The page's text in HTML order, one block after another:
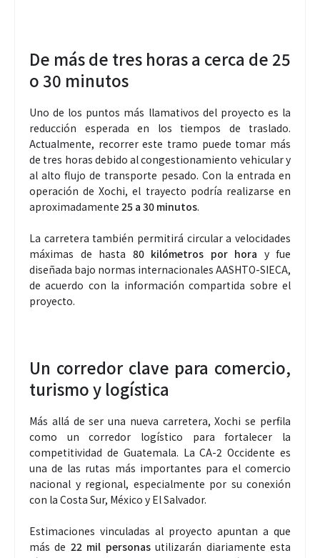
De más de tres horas a cerca de 25
o 30 minutos
Uno de los puntos más llamativos del proyecto es la
reducción esperada en los tiempos de traslado.
Actualmente, recorrer este tramo puede tomar más
de tres horas debido al congestionamiento vehicular y
al alto flujo de transporte pesado. Con la entrada en
operación de Xochi, el trayecto podría realizarse en
aproximadamente 25 a 30 minutos.
La carretera también permitirá circular a velocidades
máximas de hasta 80 kilómetros por hora y fue
diseñada bajo normas internacionales AASHTO-SIECA,
de acuerdo con la información compartida sobre el
proyecto.
Un corredor clave para comercio,
turismo y logística
Más allá de ser una nueva carretera, Xochi se perfila
como un corredor logístico para fortalecer la
competitividad de Guatemala. La CA-2 Occidente es
una de las rutas más importantes para el comercio
nacional y regional, especialmente por su conexión
con la Costa Sur, México y El Salvador.
Estimaciones vinculadas al proyecto apuntan a que
más de 22 mil personasutilizarán diariamente esta